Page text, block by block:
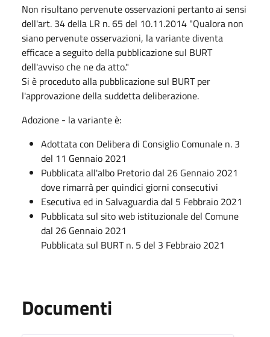
Non risultano pervenute osservazioni pertanto ai sensi
dell'art. 34 della LR n. 65 del 10.11.2014 "Qualora non
siano pervenute osservazioni, la variante diventa
efficace a seguito della pubblicazione sul BURT
dell'avviso che ne da atto."
Si è proceduto alla pubblicazione sul BURT per
l'approvazione della suddetta deliberazione.
Adozione - la variante è:
Adottata con Delibera di Consiglio Comunale n. 3
del 11 Gennaio 2021
Pubblicata all'albo Pretorio dal 26 Gennaio 2021
dove rimarrà per quindici giorni consecutivi
Esecutiva ed in Salvaguardia dal 5 Febbraio 2021
Pubblicata sul sito web istituzionale del Comune
dal 26 Gennaio 2021
Pubblicata sul BURT n. 5 del 3 Febbraio 2021
Documenti